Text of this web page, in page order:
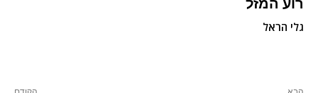
רוע המזל
גלי הראל